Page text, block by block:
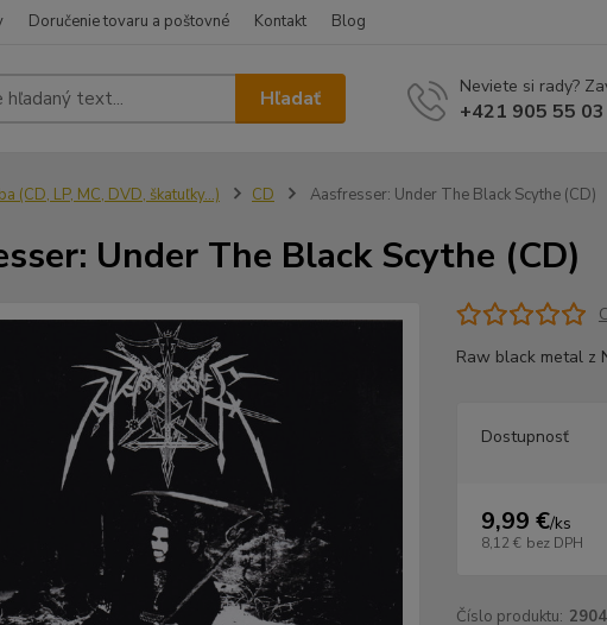
Doručenie tovaru a poštovné Kontakt Blog
Hľadať Neviete si rady?
+421 905 55
(CD, LP, MC, DVD, škatuľky...) CD Aasfresser: Under The Black Scythe (CD)
Under The Black Scythe (CD)
Raw black metal z
Dostupnosť
9,99 €/ks
8,12 € bez DPH
Číslo produktu: